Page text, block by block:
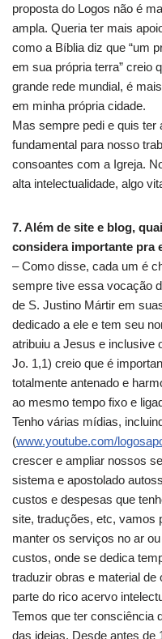
proposta do Logos não é
ampla. Queria ter mais
como a Bíblia diz que “um
em sua própria terra” creio
grande rede mundial, é
em minha própria cidade.
Mas sempre pedi e quis
fundamental para nosso
consoantes com a Igreja.
alta intelectualidade, algo
7. Além de site e blog,
considera importante pra
– Como disse, cada um é
sempre tive essa vocação
de S. Justino Mártir em
dedicado a ele e tem seu
atribuiu a Jesus e inclusive
Jo. 1,1) creio que é
totalmente antenado e
ao mesmo tempo fixo e
Tenho várias mídias,
(www.youtube.com/
crescer e ampliar nossos
sistema e apostolado
custos e despesas que
site, traduções, etc, vamos
manter os serviços no ar
custos, onde se dedica
traduzir obras e material
parte do rico acervo
Temos que ter consciência
das ideias. Desde antes de